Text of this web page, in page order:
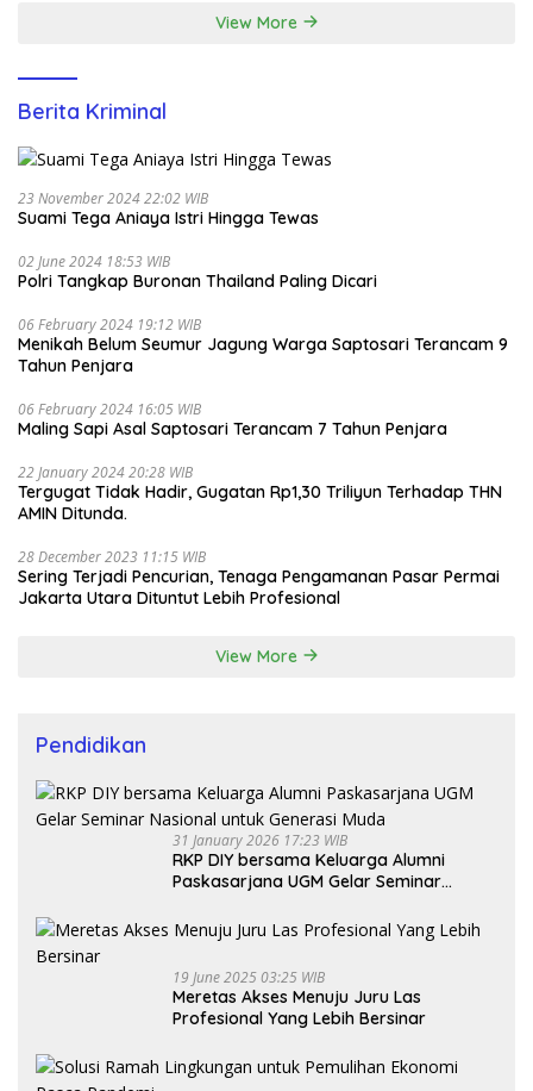
View More
Berita Kriminal
23 November 2024 22:02 WIB
Suami Tega Aniaya Istri Hingga Tewas
02 June 2024 18:53 WIB
Polri Tangkap Buronan Thailand Paling Dicari
06 February 2024 19:12 WIB
Menikah Belum Seumur Jagung Warga Saptosari Terancam 9
Tahun Penjara
06 February 2024 16:05 WIB
Maling Sapi Asal Saptosari Terancam 7 Tahun Penjara
22 January 2024 20:28 WIB
Tergugat Tidak Hadir, Gugatan Rp1,30 Triliyun Terhadap THN
AMIN Ditunda.
28 December 2023 11:15 WIB
Sering Terjadi Pencurian, Tenaga Pengamanan Pasar Permai
Jakarta Utara Dituntut Lebih Profesional
View More
Pendidikan
31 January 2026 17:23 WIB
RKP DIY bersama Keluarga Alumni
Paskasarjana UGM Gelar Seminar
19 June 2025 03:25 WIB
Meretas Akses Menuju Juru Las
Profesional Yang Lebih Bersinar